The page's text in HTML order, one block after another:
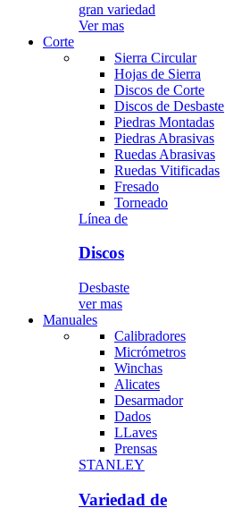
gran variedad
Ver mas
Corte
Sierra Circular
Hojas de Sierra
Discos de Corte
Discos de Desbaste
Piedras Montadas
Piedras Abrasivas
Ruedas Abrasivas
Ruedas Vitificadas
Fresado
Torneado
Línea de
Discos
Desbaste
ver mas
Manuales
Calibradores
Micrómetros
Winchas
Alicates
Desarmador
Dados
LLaves
Prensas
STANLEY
Variedad de